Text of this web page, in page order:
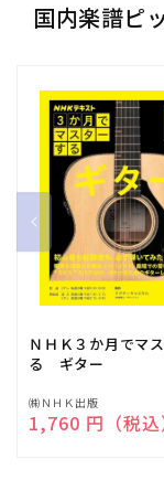
国内楽譜ピ
ＮＨＫ３か月でマ
る ギター
販
売
㈱ＮＨＫ出版
通常価格
1,760 円（税込